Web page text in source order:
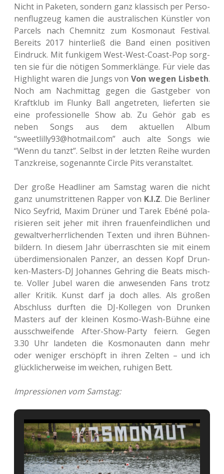
Nicht in Pake­ten, son­dern ganz klas­sisch per Per­so­
nen­flug­zeug kamen die aus­tra­li­schen Künst­ler von
Par­cels nach Chem­nitz zum Kos­mo­naut Fes­ti­val.
Bereits 2017 hin­ter­ließ die Band einen posi­ti­ven
Ein­druck. Mit fun­ki­gem West-West-Coast-Pop sorg­
ten sie für die nöti­gen Somm­er­klän­ge. Für viele das
High­light waren die Jungs vonVon wegen Lis­beth.
Noch am Nach­mit­tag gegen die Gast­ge­ber von
Kraft­klub im Flunky Ball ange­tre­ten, lie­fer­ten sie
eine pro­fes­sio­nel­le Show ab. Zu Gehör gab es
neben Songs aus dem aktu­el­len Album
“sweetlilly93@hotmail.com” auch alte Songs wie
“Wenn du tanzt”. Selbst in der letz­ten Reihe wurden
Tanz­krei­se, soge­nann­te Circle Pits veranstaltet.
Der große Head­li­ner am Sams­tag waren die nicht
ganz unum­strit­te­nen Rapper von K.I.Z. Die Ber­li­ner
Nico Sey­frid, Maxim Drüner und Tarek Ebéné pola­
ri­sie­ren seit jeher mit ihren frau­en­feind­li­chen und
gewalt­ver­herr­li­chen­den Texten und ihren Büh­nen­
bil­dern. In diesem Jahr über­rasch­ten sie mit einem
über­di­men­sio­na­len Panzer, an dessen Kopf Drun­
ken-Mas­ters-DJ Johan­nes Geh­ring die Beats misch­
te. Voller Jubel waren die anwe­sen­den Fans trotz
aller Kritik. Kunst darf ja doch alles. Als großen
Abschluss durf­ten die DJ-Kol­le­gen von Drun­ken
Mas­ters auf der klei­nen Kosmo-Wash-Bühne eine
aus­schwei­fen­de After-Show-Party feiern. Gegen
3.30 Uhr lan­de­ten die Kos­mo­nau­ten dann mehr
oder weni­ger erschöpft in ihren Zelten – und ich
glück­li­cher­wei­se im wei­chen, ruhi­gen Bett.
Impres­sio­nen vom Samstag: